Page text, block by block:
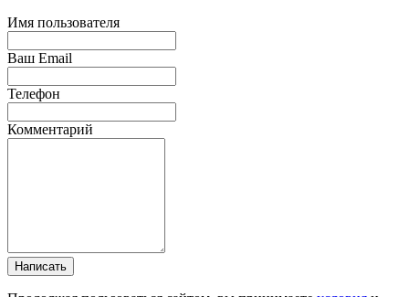
Имя пользователя
Ваш Email
Телефон
Комментарий
Написать